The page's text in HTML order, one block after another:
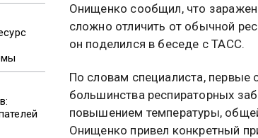
Онищенко сообщил, что
сложно отличить от обычной
он поделился в беседе с ТАСС.
По словам специалиста,
большинства респираторных
повышением температуры,
Онищенко привел конкретный